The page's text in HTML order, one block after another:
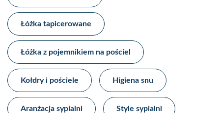
Łóżka tapicerowane​
Łóżka z pojemnikiem na pościel​
Kołdry i pościele Higiena snu​
Aranżacja sypialni​ Style sypialni​